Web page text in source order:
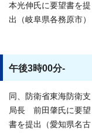
本光伸氏に要望書を提
出（岐阜県各務原市）
午後3時00分-
同、防衛省東海防衛支
局長 前田肇氏に要望
書を提出（愛知県名古